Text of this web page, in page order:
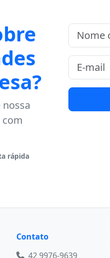
rápida
Contato
42 9976-9639